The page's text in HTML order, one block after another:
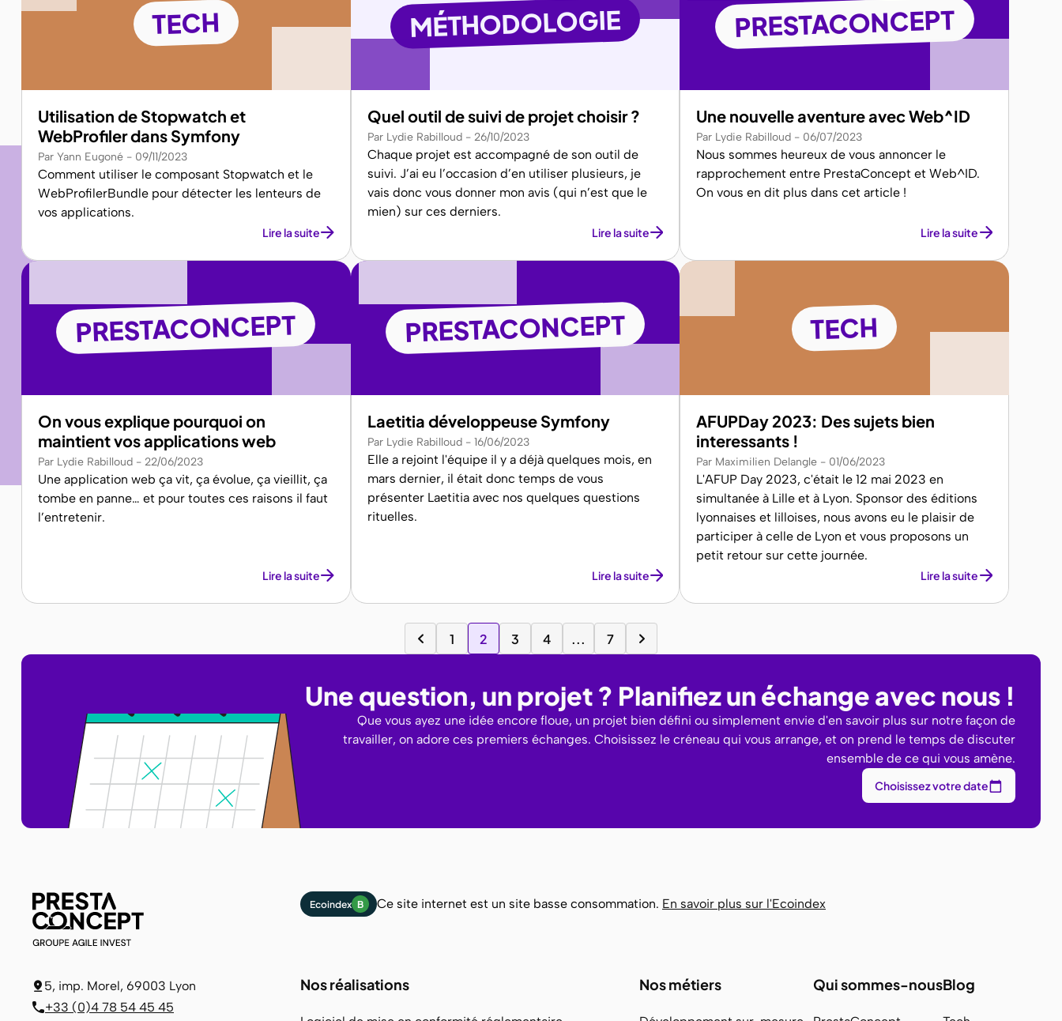
TECH
Utilisation de Stopwatch et
WebProfiler dans Symfony
Par Yann Eugoné 09/11/2023
Comment utiliser le composant Stopwatch et le
WebProfilerBundle pour détecter les lenteurs de
vos applications.
Lire la suite
MÉTHODOLOGIE
Quel outil de suivi de projet choisir ?
Par Lydie Rabilloud 26/10/2023
Chaque projet est accompagné de son outil de
suivi. J’ai eu l’occasion d’en utiliser plusieurs, je
vais donc vous donner mon avis (qui n’est que le
mien) sur ces derniers.
Lire la suite
PRESTACONCEPT
Une nouvelle aventure avec Web^ID
Par Lydie Rabilloud 06/07/2023
Nous sommes heureux de vous annoncer le
rapprochement entre PrestaConcept et Web^ID.
On vous en dit plus dans cet article !
Lire la suite
PRESTACONCEPT
On vous explique pourquoi on
maintient vos applications web
Par Lydie Rabilloud 22/06/2023
Une application web ça vit, ça évolue, ça vieillit, ça
tombe en panne… et pour toutes ces raisons il faut
l’entretenir.
Lire la suite
PRESTACONCEPT
Laetitia développeuse Symfony
Par Lydie Rabilloud 16/06/2023
Elle a rejoint l'équipe il y a déjà quelques mois, en
mars dernier, il était donc temps de vous
présenter Laetitia avec nos quelques questions
rituelles.
Lire la suite
TECH
AFUPDay 2023: Des sujets bien
interessants !
Par Maximilien Delangle 01/06/2023
L'AFUP Day 2023, c'était le 12 mai 2023 en
simultanée à Lille et à Lyon. Sponsor des éditions
lyonnaises et lilloises, nous avons eu le plaisir de
participer à celle de Lyon et vous proposons un
petit retour sur cette journée.
Lire la suite
1 2 3 4 ... 7
Une question, un projet ? Planifiez un échange avec nous !
Que vous ayez une idée encore floue, un projet bien défini ou simplement envie d'en savoir plus sur notre façon de
travailler, on adore ces premiers échanges. Choisissez le créneau qui vous arrange, et on prend le temps de discuter
ensemble de ce qui vous amène.
Choisissez votre date
5, imp. Morel, 69003 Lyon
+33 (0)4 78 54 45 45
Ecoindex B Ce site internet est un site basse consommation. En savoir plus sur l'Ecoindex
Nos réalisations Nos métiers Qui sommes-nousBlog